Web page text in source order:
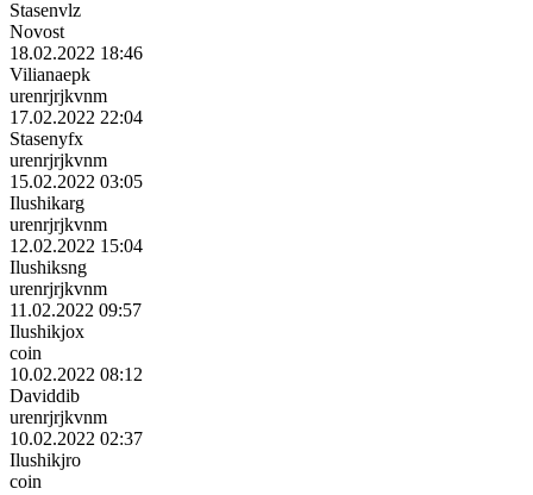
Stasenvlz
Novost
18.02.2022 18:46
Vilianaepk
urenrjrjkvnm
17.02.2022 22:04
Stasenyfx
urenrjrjkvnm
15.02.2022 03:05
Ilushikarg
urenrjrjkvnm
12.02.2022 15:04
Ilushiksng
urenrjrjkvnm
11.02.2022 09:57
Ilushikjox
coin
10.02.2022 08:12
Daviddib
urenrjrjkvnm
10.02.2022 02:37
Ilushikjro
coin